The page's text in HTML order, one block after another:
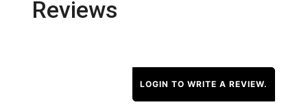
Reviews
LOGIN TO WRITE A REVIEW.